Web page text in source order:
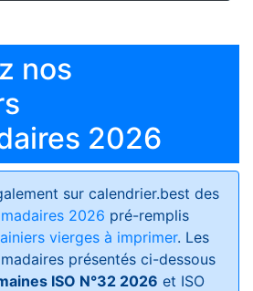
nos
2026
sur calendrier.best des
2026 pré-remplis
vierges à imprimer. Les
présentés ci-dessous
ISO N°32 2026 et ISO